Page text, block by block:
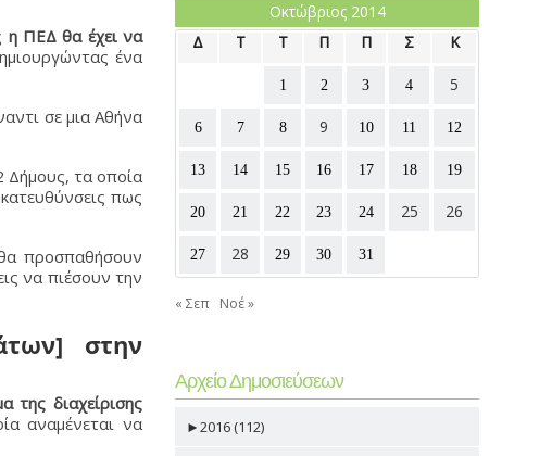
η ΠΕΔ θα έχει να
ένα
σε μια Αθήνα
Δήμους, τα οποία
πως
προσπαθήσουν
να πιέσουν την
στην
της διαχείρισης
αναμένεται να
Οκτώβριος 2014
Δ
Τ Τ Π Π Σ Κ
1 2 3 4 5
6 7 8 9 10 11 12
13 14 15 16 17 18 19
20 21 22 23 24 25 26
27 28 29 30 31
« Σεπ Νοέ »
Αρχείο Δημοσιεύσεων
►2016 (112)